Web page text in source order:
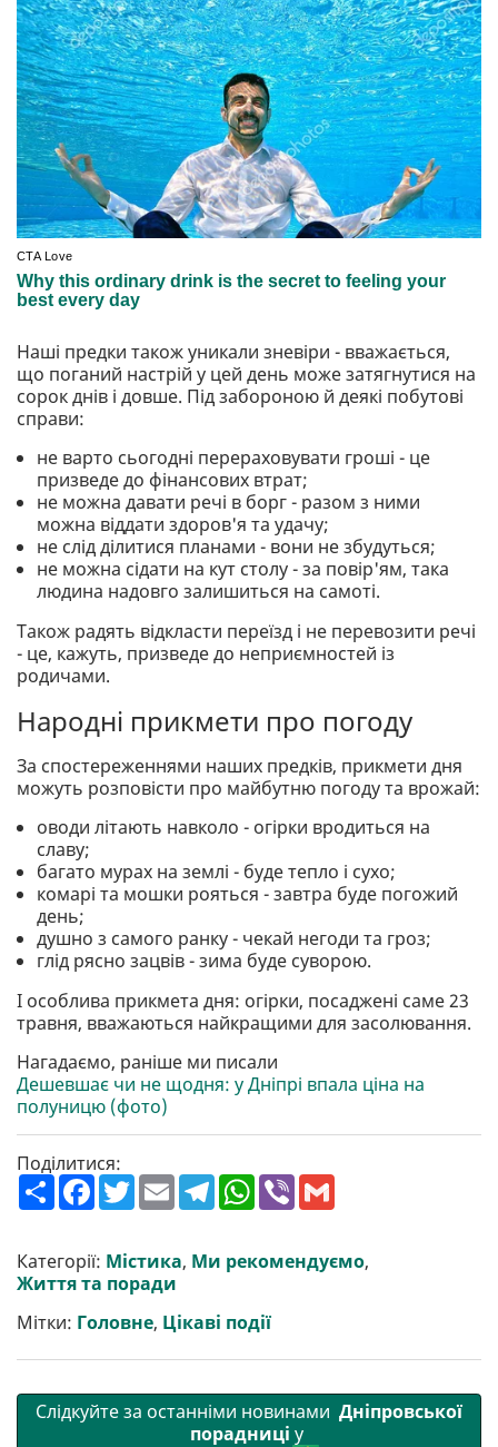
Наші предки також уникали зневіри - вважається,
що поганий настрій у цей день може затягнутися на
сорок днів і довше. Під забороною й деякі побутові
справи:
не варто сьогодні перераховувати гроші - це
призведе до фінансових втрат;
не можна давати речі в борг - разом з ними
можна віддати здоров'я та удачу;
не слід ділитися планами - вони не збудуться;
не можна сідати на кут столу - за повір'ям, така
людина надовго залишиться на самоті.
Також радять відкласти переїзд і не перевозити речі
- це, кажуть, призведе до неприємностей із
родичами.
Народні прикмети про погоду
За спостереженнями наших предків, прикмети дня
можуть розповісти про майбутню погоду та врожай:
оводи літають навколо - огірки вродиться на
славу;
багато мурах на землі - буде тепло і сухо;
комарі та мошки рояться - завтра буде погожий
день;
душно з самого ранку - чекай негоди та гроз;
глід рясно зацвів - зима буде суворою.
І особлива прикмета дня: огірки, посаджені саме 23
травня, вважаються найкращими для засолювання.
Нагадаємо, раніше ми писали
Дешевшає чи не щодня: у Дніпрі впала ціна на
полуницю (фото)
Поділитися:
П
о
р
и
т
F
a
b
o
o
T
w
t
e
r
E
m
l
T
e
g
r
m
W
h
s
A
p
V
r l
Категорії: Містика, Ми рекомендуємо,
Життя та поради
Мітки: Головне, Цікаві події
Слідкуйте за останніми новинами Дніпровської
порадниці у